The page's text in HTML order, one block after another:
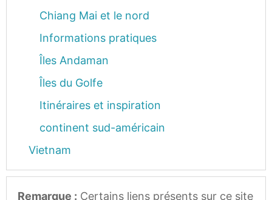
Chiang Mai et le nord
Informations pratiques
Îles Andaman
Îles du Golfe
Itinéraires et inspiration
continent sud-américain
Vietnam
Remarque : Certains liens présents sur ce site